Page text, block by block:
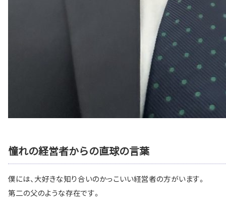
憧れの経営者からの直球の言葉
僕には、大好きな知り合いのかっこいい経営者の方がいます。
第二の父のような存在です。